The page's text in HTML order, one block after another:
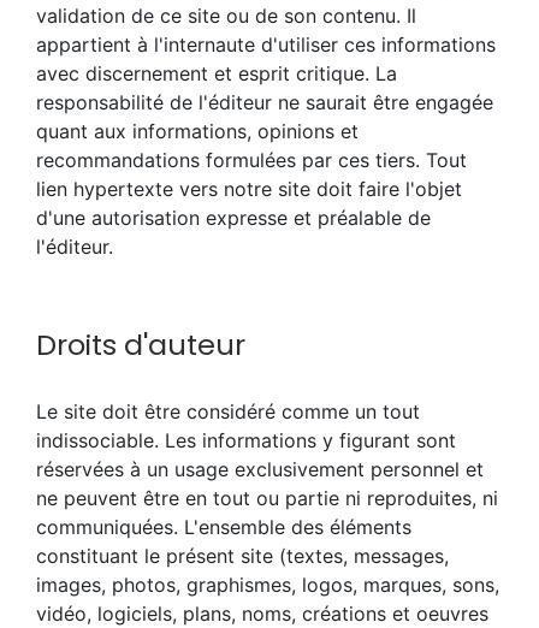
validation de ce site ou de son contenu. Il
appartient à l'internaute d'utiliser ces informations
avec discernement et esprit critique. La
responsabilité de l'éditeur ne saurait être engagée
quant aux informations, opinions et
recommandations formulées par ces tiers. Tout
lien hypertexte vers notre site doit faire l'objet
d'une autorisation expresse et préalable de
l'éditeur.
Droits d'auteur
Le site doit être considéré comme un tout
indissociable. Les informations y figurant sont
réservées à un usage exclusivement personnel et
ne peuvent être en tout ou partie ni reproduites, ni
communiquées. L'ensemble des éléments
constituant le présent site (textes, messages,
images, photos, graphismes, logos, marques, sons,
vidéo, logiciels, plans, noms, créations et oeuvres